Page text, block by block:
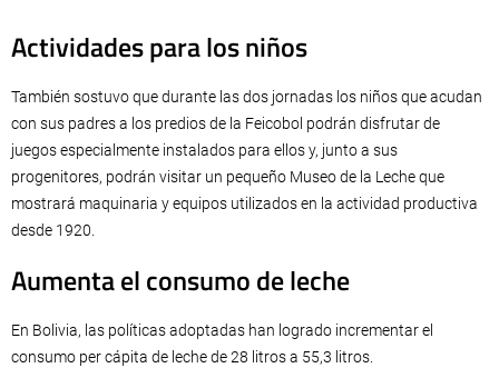
Actividades para los niños
También sostuvo que durante las dos jornadas los niños que acudan
con sus padres a los predios de la Feicobol podrán disfrutar de
juegos especialmente instalados para ellos y, junto a sus
progenitores, podrán visitar un pequeño Museo de la Leche que
mostrará maquinaria y equipos utilizados en la actividad productiva
desde 1920.
Aumenta el consumo de leche
En Bolivia, las políticas adoptadas han logrado incrementar el
consumo per cápita de leche de 28 litros a 55,3 litros.